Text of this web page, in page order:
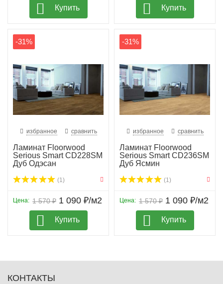
Купить Купить
-31%
избранное сравнить
Ламинат Floorwood
Serious Smart CD228SM
Дуб Одэсан
(1)
1 570 ₽
Цена: 1 090 ₽/м2
Купить
-31%
избранное сравнить
Ламинат Floorwood
Serious Smart CD236SM
Дуб Ясмин
(1)
1 570 ₽
Цена: 1 090 ₽/м2
Купить
КОНТАКТЫ